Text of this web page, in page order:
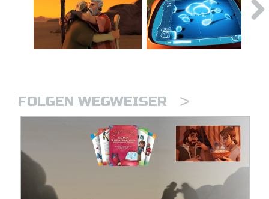
FOLGEN WEGWEISER >